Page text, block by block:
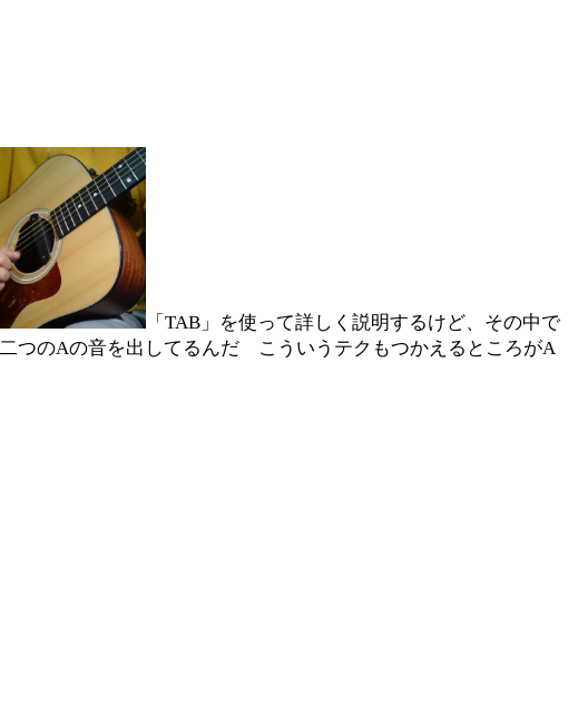
「TAB」を使って詳しく説明するけど、その中で
つのAの音を出してるんだ こういうテクもつかえるところがA